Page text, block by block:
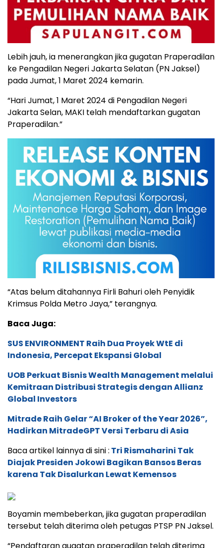
Lebih jauh, ia menerangkan jika gugatan Praperadilan
ke Pengadilan Negeri Jakarta Selatan (PN Jaksel)
pada Jumat, 1 Maret 2024 kemarin.
“Hari Jumat, 1 Maret 2024 di Pengadilan Negeri
Jakarta Selan, MAKI telah mendaftarkan gugatan
Praperadilan.”
“Atas belum ditahannya Firli Bahuri oleh Penyidik
Krimsus Polda Metro Jaya,” terangnya.
Baca Juga:
SUS ENVIRONMENT Raih Dua Proyek WtE di
Indonesia, Percepat Ekspansi Global
UOB Perkuat Bisnis Wealth Management melalui
Kemitraan Distribusi Strategis dengan Allianz
Global Investors
Mitrade Raih Gelar “AI Broker of the Year 2026”,
Hadirkan MitradeGPT Versi Terbaru di Asia
Baca artikel lainnya di sini : Tri Rismaharini Tak
Diajak Presiden Jokowi Bagikan Bansos Beras
karena Tak Disalurkan Lewat Kemensos
Boyamin membeberkan, jika gugatan praperadilan
tersebut telah diterima oleh petugas PTSP PN Jaksel.